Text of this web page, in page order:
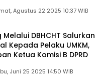
Agustus 22 2025 10:37 WIB
DBHCHT Salurkan
Kepada Pelaku UMKM,
Ketua Komisi B DPRD
Juni 25 2025 14:50 WIB